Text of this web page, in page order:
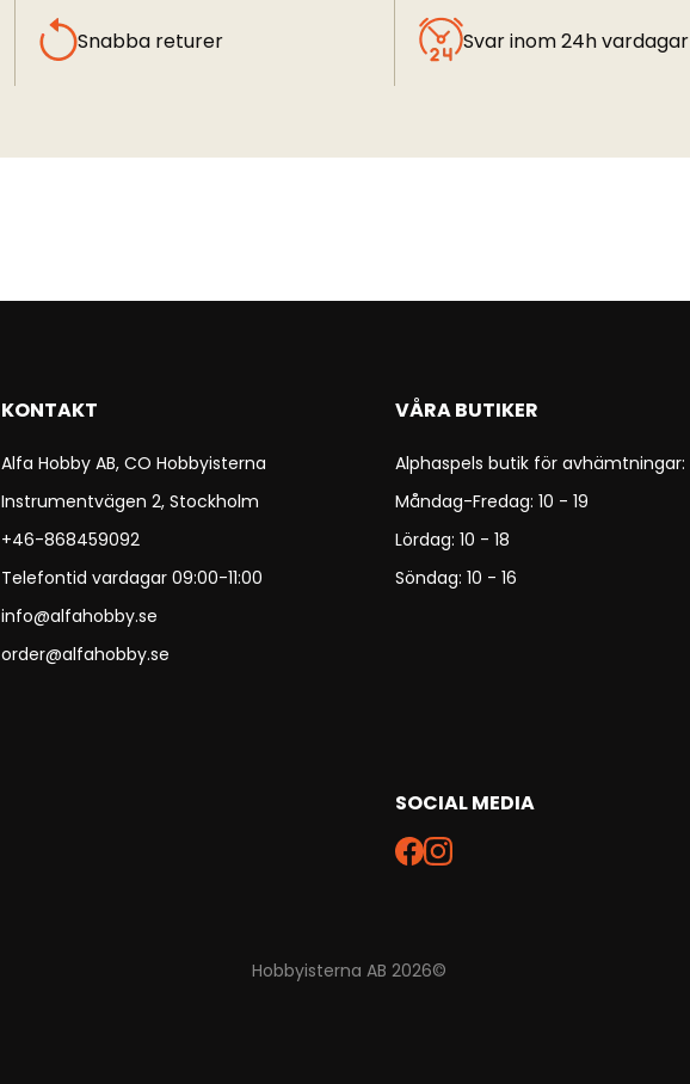
Snabba returer Svar inom 24h vardagar
KONTAKT
Alfa Hobby AB, CO Hobbyisterna
Instrumentvägen 2, Stockholm
+46-868459092
Telefontid vardagar 09:00-11:00
info@alfahobby.se
order@alfahobby.se
VÅRA BUTIKER
Alphaspels butik för avhämtningar:
Måndag-Fredag: 10 - 19
Lördag: 10 - 18
Söndag: 10 - 16
SOCIAL MEDIA
Hobbyisterna AB 2026©